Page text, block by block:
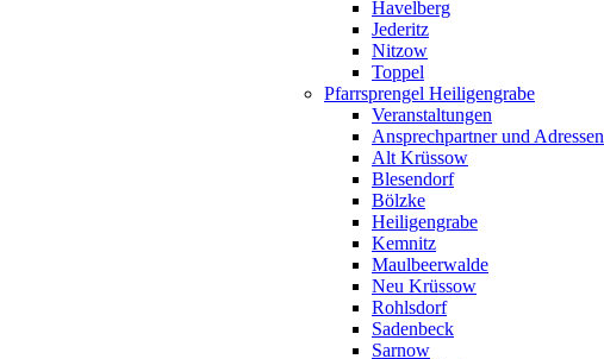
Havelberg
Jederitz
Nitzow
Toppel
Pfarrsprengel Heiligengrabe
Veranstaltungen
Ansprechpartner und Adressen
Alt Krüssow
Blesendorf
Bölzke
Heiligengrabe
Kemnitz
Maulbeerwalde
Neu Krüssow
Rohlsdorf
Sadenbeck
Sarnow